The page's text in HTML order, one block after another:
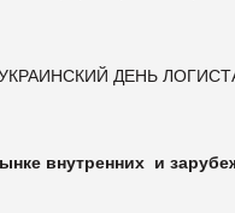
ДЕНЬ
внутренних и